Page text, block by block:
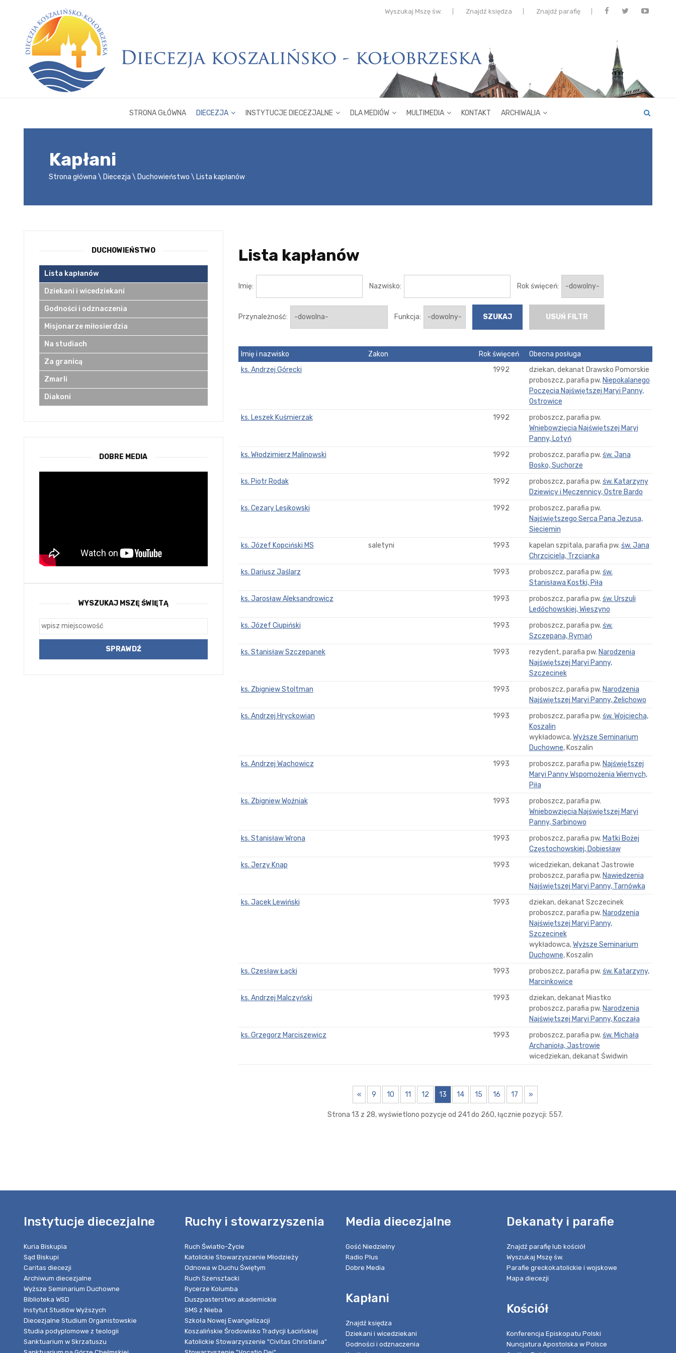
Wyszukaj Mszę św. Znajdź księdza Znajdź parafię
STRONA GŁÓWNA DIECEZJA INSTYTUCJE DIECEZJALNE DLA MEDIÓW MULTIMEDIA KONTAKT ARCHIWALIA
Kapłani
Strona główna Diecezja Duchowieństwo Lista kapłanów
Lista kapłanów
Imię: Nazwisko: Rok święceń:
Przynależność: Funkcja: USUŃ FILTR
Imię i nazwisko Zakon Rok święceń
Obecna posługa
ks. Andrzej Górecki
1992
dziekan, dekanat Drawsko Pomorskie
proboszcz, parafia pw. Niepokalanego
Poczęcia Najświętszej Maryi Panny,
Ostrowice
ks. Leszek Kuśmierzak
1992
proboszcz, parafia pw.
Wniebowzięcia Najświętszej Maryi
Panny, Lotyń
ks. Włodzimierz Malinowski
1992 proboszcz, parafia pw. św. Jana
Bosko, Suchorze
ks. Piotr Rodak
1992 proboszcz, parafia pw. św. Katarzyny
Dziewicy i Męczennicy, Ostre Bardo
ks. Cezary Lesikowski
1992
proboszcz, parafia pw.
Najświętszego Serca Pana Jezusa,
Sieciemin
ks. Józef Kopciński MS
saletyni 1993 kapelan szpitala, parafia pw. św. Jana
Chrzciciela, Trzcianka
ks. Dariusz Jaślarz
1993 proboszcz, parafia pw. św.
Stanisława Kostki, Piła
ks. Jarosław Aleksandrowicz
1993 proboszcz, parafia pw. św. Urszuli
Ledóchowskiej, Wieszyno
ks. Józef Ciupiński
1993 proboszcz, parafia pw. św.
Szczepana, Rymań
ks. Stanisław Szczepanek
1993 rezydent, parafia pw. Narodzenia
Najświętszej Maryi Panny,
Szczecinek
ks. Zbigniew Stoltman
1993 proboszcz, parafia pw. Narodzenia
Najświętszej Maryi Panny, Żelichowo
ks. Andrzej Hryckowian
1993 proboszcz, parafia pw. św. Wojciecha,
Koszalin
wykładowca,Wyższe Seminarium
Duchowne, Koszalin
ks. Andrzej Wachowicz
1993 proboszcz, parafia pw. Najświętszej
Maryi Panny Wspomożenia Wiernych,
Piła
ks. Zbigniew Woźniak
1993
proboszcz, parafia pw.
Wniebowzięcia Najświętszej Maryi
Panny, Sarbinowo
ks. Stanisław Wrona
1993 proboszcz, parafia pw. Matki Bożej
Częstochowskiej, Dobiesław
ks. Jerzy Knap
1993
wicedziekan, dekanat Jastrowie
proboszcz, parafia pw. Nawiedzenia
Najświętszej Maryi Panny, Tarnówka
ks. Jacek Lewiński
1993
dziekan, dekanat Szczecinek
proboszcz, parafia pw. Narodzenia
Najświętszej Maryi Panny,
Szczecinek
wykładowca,Wyższe Seminarium
Duchowne, Koszalin
ks. Czesław Łącki
1993 proboszcz, parafia pw. św. Katarzyny,
Marcinkowice
ks. Andrzej Malczyński
1993
dziekan, dekanat Miastko
proboszcz, parafia pw. Narodzenia
Najświętszej Maryi Panny, Koczała
ks. Grzegorz Marciszewicz
1993 proboszcz, parafia pw. św. Michała
Archanioła, Jastrowie
wicedziekan, dekanat Świdwin
« 9 10 11 12 13 14 15 16 17 »
Strona 13 z 28, wyświetlono pozycje od 241 do 260, łącznie pozycji: 557.
DUCHOWIEŃSTWO
Lista kapłanów
Dziekani i wicedziekani
Godności i odznaczenia
Misjonarze miłosierdzia
Na studiach
Za granicą
Zmarli
Diakoni
DOBRE MEDIA
WYSZUKAJ MSZĘ ŚWIĘTĄ
Instytucje diecezjalne
Kuria Biskupia
Sąd Biskupi
Caritas diecezji
Archiwum diecezjalne
Wyższe Seminarium Duchowne
Biblioteka WSD
Instytut Studiów Wyższych
Diecezjalne Studium Organistowskie
Studia podyplomowe z teologii
Sanktuarium w Skrzatuszu
Ruchy i stowarzyszenia
Ruch Światło-Życie
Katolickie Stowarzyszenie Młodzieży
Odnowa w Duchu Świętym
Ruch Szensztacki
Rycerze Kolumba
Duszpasterstwo akademickie
SMS z Nieba
Szkoła Nowej Ewangelizacji
Koszalińskie Środowisko Tradycji Łacińskiej
Katolickie Stowarzyszenie "Civitas Christiana"
Media diecezjalne
Gość Niedzielny
Radio Plus
Dobre Media
Kapłani
Znajdź księdza
Dziekani i wicedziekani
Godności i odznaczenia
Dekanaty i parafie
Znajdź parafię lub kościół
Wyszukaj Mszę św.
Parafie greckokatolickie i wojskowe
Mapa diecezji
Kościół
Konferencja Episkopatu Polski
Nuncjatura Apostolska w Polsce